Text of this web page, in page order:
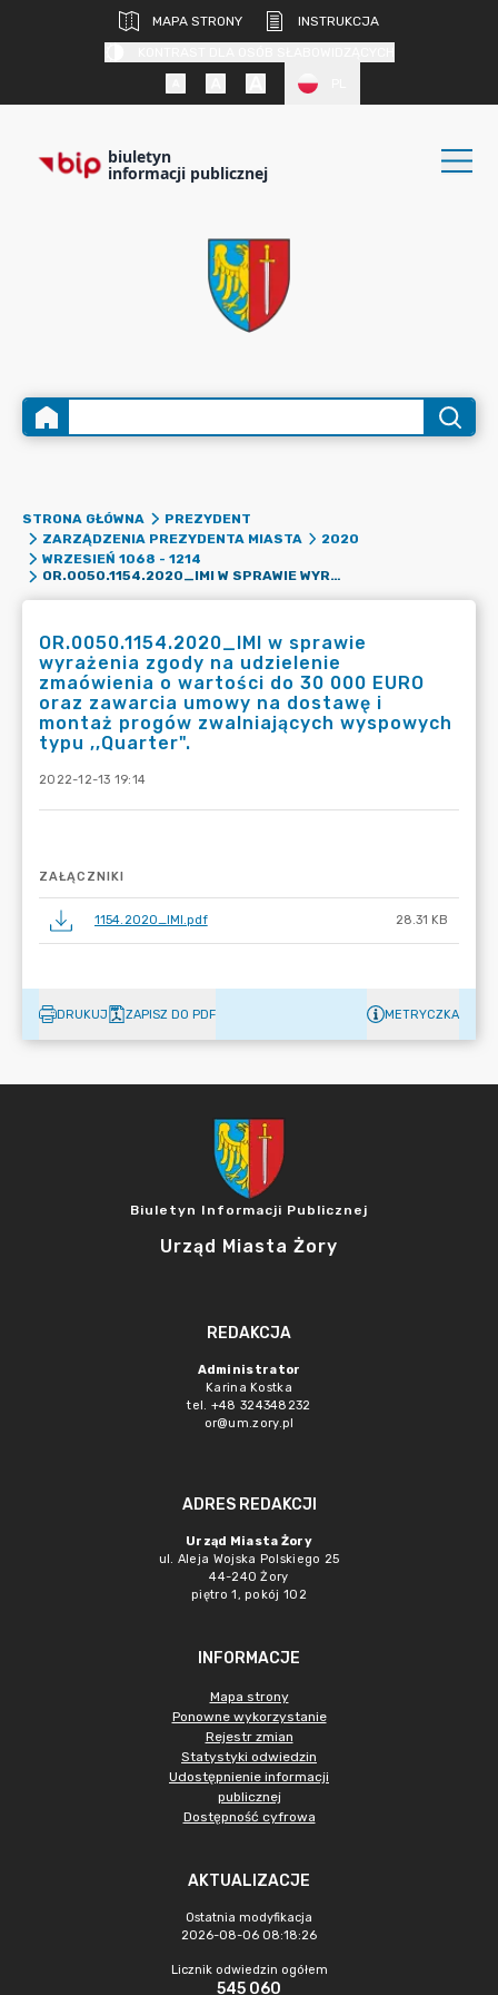
MAPA STRONY
INSTRUKCJA
biuletyn
informacji publicznej
STRONA GŁÓWNA
PREZYDENT
ZARZĄDZENIA PREZYDENTA MIASTA
2020
WRZESIEŃ 1068 - 1214
OR.0050.1154.2020_IMI W SPRAWIE WYRAŻENIA ZGODY NA UDZIELENIE ZMAÓWIENIA O WARTOŚCI DO 30 000 EURO ORAZ ZAWARCIA UMOWY NA DOSTAWĘ I MONTAŻ PROGÓW ZWALNIAJĄCYCH WYSPOWYCH TYPU ,,QUARTER".
OR.0050.1154.2020_IMI w sprawie
wyrażenia zgody na udzielenie
zmaówienia o wartości do 30 000 EURO
oraz zawarcia umowy na dostawę i
montaż progów zwalniających wyspowych
typu ,,Quarter".
2022-12-13 19:14
ZAŁĄCZNIKI
1154.2020_IMI.pdf 28.31 KB
DRUKUJ ZAPISZ DO PDF METRYCZKA
Biuletyn Informacji Publicznej
Urząd Miasta Żory
REDAKCJA
Administrator
Karina Kostka
tel. +48 324348232
or@um.zory.pl
ADRES REDAKCJI
Urząd Miasta Żory
ul. Aleja Wojska Polskiego 25
44-240 Żory
piętro 1, pokój 102
INFORMACJE
Mapa strony
Ponowne wykorzystanie
Rejestr zmian
Statystyki odwiedzin
Udostępnienie informacji
publicznej
Dostępność cyfrowa
AKTUALIZACJE
Ostatnia modyfikacja
2026-08-06 08:18:26
Licznik odwiedzin ogółem
545 060